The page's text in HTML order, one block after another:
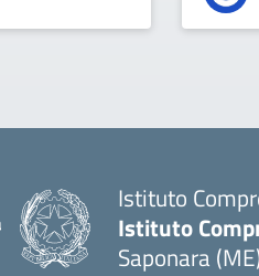
Istituto
Istituto
Saponara